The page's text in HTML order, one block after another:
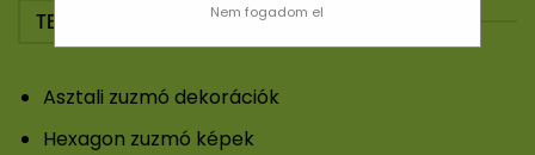
TERMÉKEK
Asztali zuzmó dekorációk
Hexagon zuzmó képek
Nem fogadom el